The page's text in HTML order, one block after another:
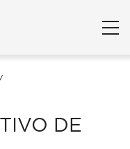
DE